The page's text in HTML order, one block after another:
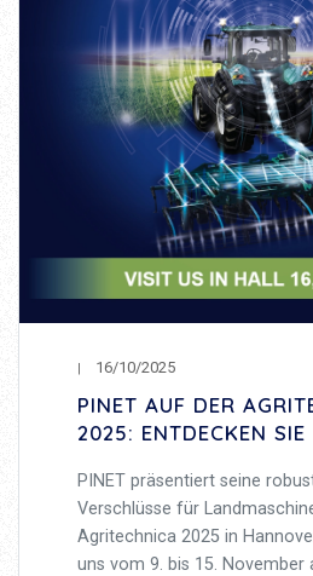
16/10/2025
PINET AUF DER
2025: ENTDECKEN SIE
FÜR LANDMASCHINEN
PINET präsentiert seine
Verschlüsse für
Agritechnica 2025 in
uns vom 9. bis 15. November